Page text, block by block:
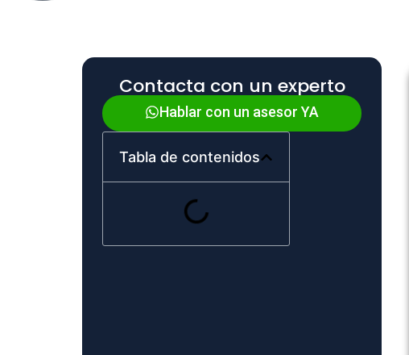
Contacta con un experto
Hablar con un asesor YA
Tabla de contenidos